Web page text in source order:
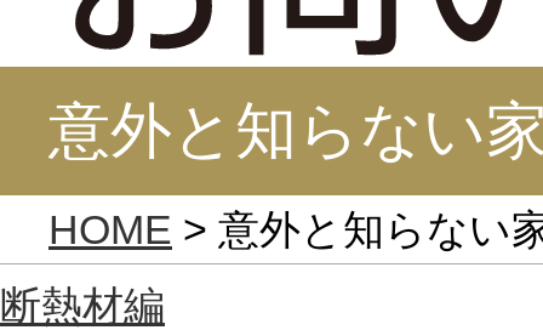
意外と知らない
HOME > 意外と知らない
断熱材編